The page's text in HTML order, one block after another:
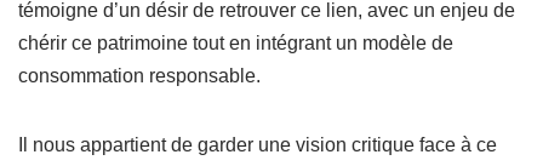
témoigne d’un désir de retrouver ce lien, avec un enjeu de
chérir ce patrimoine tout en intégrant un modèle de
consommation responsable.
Il nous appartient de garder une vision critique face à ce